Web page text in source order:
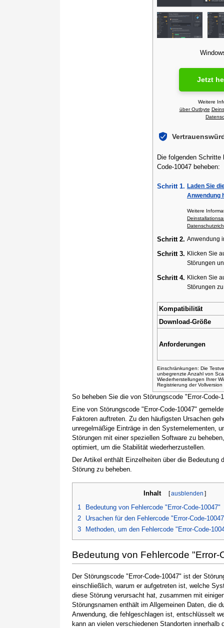
So beheben Sie die von Störungscode "Error-Code-
Eine von Störungscode "Error-Code-10047"
Faktoren auftreten. Zu den häufigsten Ursachen
unregelmäßige Einträge in den Systemelementen,
Störungen mit einer speziellen Software zu
optimiert, um die Stabilität wiederherzustellen.
Der Artikel enthält Einzelheiten über die
Störung zu beheben.
Inhalt [ ausblenden ]
1
Bedeutung von Fehlercode "Error-Code-10047"
2
Ursachen für den Fehlercode "Error-Code-
3
Methoden, um den Fehlercode "Error-Code-
Bedeutung von Fehlercode "Error-
Der Störungscode "Error-Code-10047" ist der
einschließlich, warum er aufgetreten ist, welche
diese Störung verursacht hat, zusammen mit
Störungsnamen enthält im Allgemeinen Daten, die
Anwendung, die fehlgeschlagen ist, entschlüsselt
kann an vielen verschiedenen Standorten
Jetzt
Weitere
über Outbyte
Die folgenden Schritte
Code-10047 beheben:
Schritt 1. Laden Sie
Anwendung
Weitere
Schritt 2. Anwendung
Schritt 3. Klicken Sie
Störungen
Schritt 4. Klicken Sie
Störungen
Kompatibilität
Download-Größe
Anforderungen
Einschränkungen: Die
unbegrenzte Anzahl von
Wiederherstellungen Ihrer
Registrierung der